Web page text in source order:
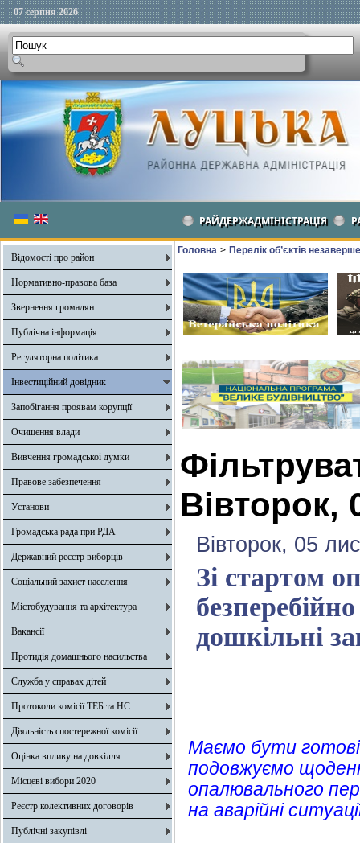
07 серпня 2026
РАЙДЕРЖАДМІНІСТРАЦІЯ
Відомості про район
Нормативно-правова база
Звернення громадян
Публічна інформація
Регуляторна політика
Інвестиційний довідник
Запобігання проявам корупції
Очищення влади
Вивчення громадської думки
Правове забезпечення
Установи
Громадська рада при РДА
Державний реєстр виборців
Соціальний захист населення
Містобудування та архітектура
Вакансії
Протидія домашнього насильства
Служба у справах дітей
Протоколи комісії ТЕБ та НС
Діяльність спостережної комісії
Оцінка впливу на довкілля
Місцеві вибори 2020
Реєстр колективних договорів
Публічні закупівлі
Головна > Перелік об’єктів
Вівторок,
Вівторок, 05
Зі стартом
дошкільні
Маємо бути
подовжуємо
опалювального
на аварійні